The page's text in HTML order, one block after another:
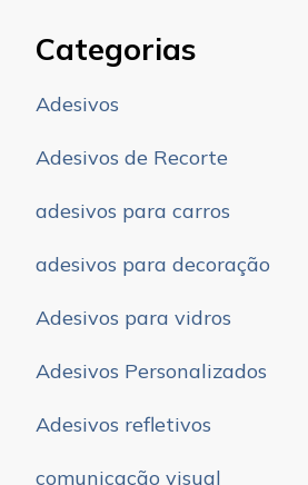
Categorias
Adesivos
Adesivos de Recorte
adesivos para carros
adesivos para decoração
Adesivos para vidros
Adesivos Personalizados
Adesivos refletivos
comunicação visual